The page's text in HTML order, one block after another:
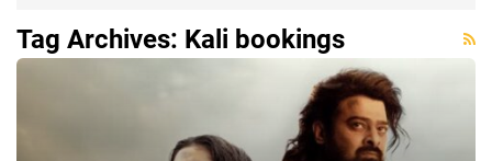
Tag Archives: Kali bookings